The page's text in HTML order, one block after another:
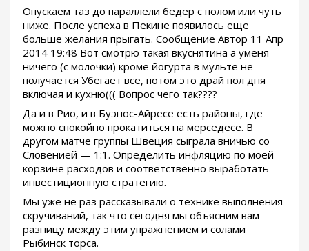
Опускаем таз до параллели бедер с полом или чуть
ниже. После успеха в Пекине появилось еще
больше желания прыгать. Сообщение Автор 11 Апр
2014 19:48 Вот смотрю такая вкуснятина а уменя
ничего (с молочки) кроме йогурта в мульте не
получается Убегает все, потом это драй пол дня
включая и кухню((( Вопрос чего так????
Да и в Рио, и в Буэнос-Айресе есть районы, где
можно спокойно прокатиться на мерседесе. В
другом матче группы Швеция сыграла вничью со
Словенией — 1:1. Определить инфляцию по моей
корзине расходов и соответственно выработать
инвестиционную стратегию.
Мы уже не раз рассказывали о технике выполнения
скручиваний, так что сегодня мы объясним вам
разницу между этим упражнением и солами
Рыбинск торса.